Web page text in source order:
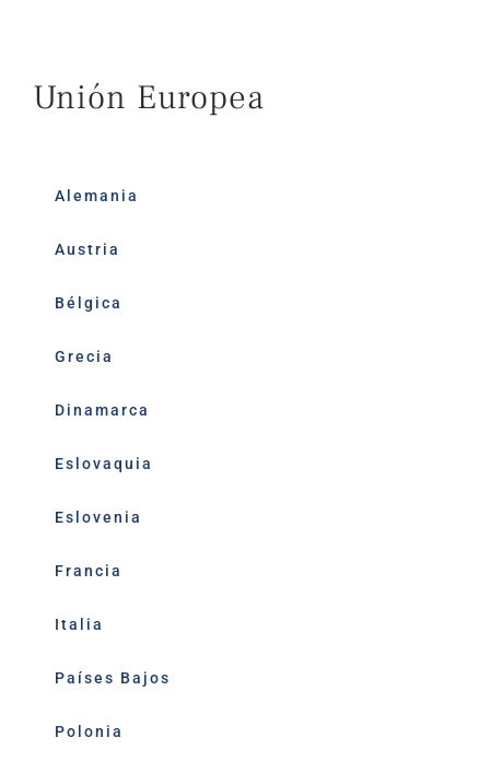
Unión Europea
Alemania
Austria
Bélgica
Grecia
Dinamarca
Eslovaquia
Eslovenia
Francia
Italia
Países Bajos
Polonia